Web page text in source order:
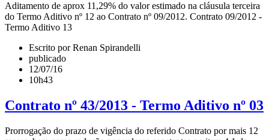
Aditamento de aprox 11,29% do valor estimado na cláusula terceira
do Termo Aditivo nº 12 ao Contrato nº 09/2012. Contrato 09/2012 -
Termo Aditivo 13
Escrito por Renan Spirandelli
publicado
12/07/16
10h43
Contrato nº 43/2013 - Termo Aditivo nº 03
Prorrogação do prazo de vigência do referido Contrato por mais 12